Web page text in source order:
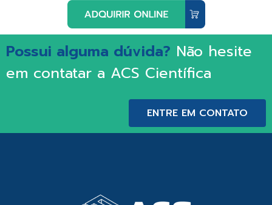
Possui alguma dúvida? Não hesite
em contatar a ACS Científica
ENTRE EM CONTATO